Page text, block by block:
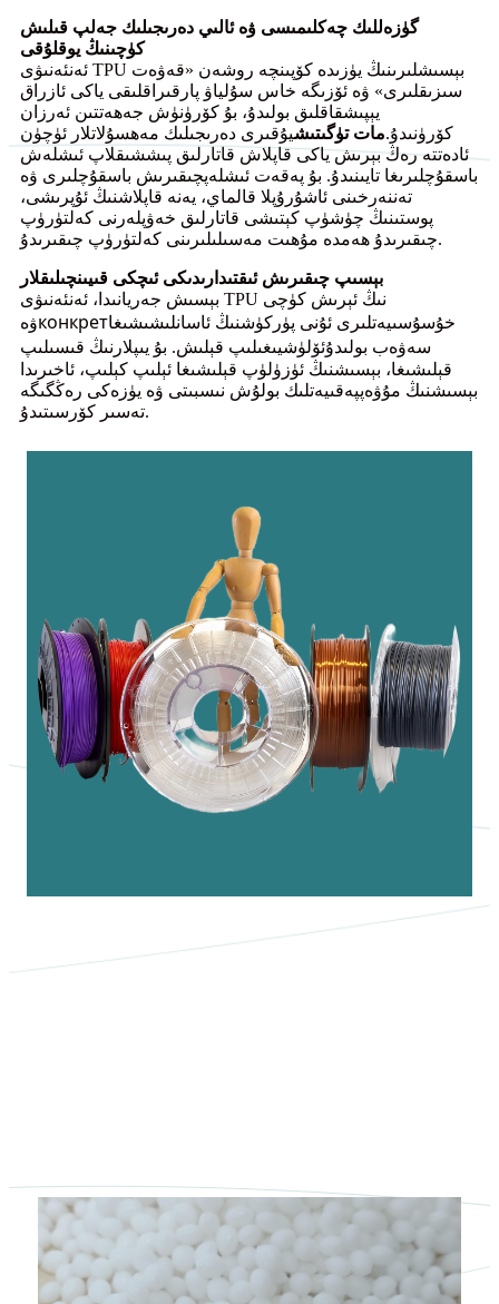
گۈزەللىك چەكلىمىسى ۋە ئالىي دەرىجىلىك جەلپ قىلىش
كۈچىنىڭ يوقلۇقى
ئەنئەنىۋى TPU بېسىشلىرىنىڭ يۈزىدە كۆپىنچە روشەن «قەۋەت
سىزىقلىرى» ۋە ئۆزىگە خاس سۇلياۋ پارقىراقلىقى ياكى ئازراق
يېپىشقاقلىق بولىدۇ، بۇ كۆرۈنۈش جەھەتتىن ئەرزان
كۆرۈنىدۇ.مات تۈگىتىشيۇقىرى دەرىجىلىك مەھسۇلاتلار ئۈچۈن
ئادەتتە رەڭ بېرىش ياكى قاپلاش قاتارلىق پىششىقلاپ ئىشلەش
باسقۇچلىرىغا تايىنىدۇ. بۇ پەقەت ئىشلەپچىقىرىش باسقۇچلىرى ۋە
تەننەرخىنى ئاشۇرۇپلا قالماي، يەنە قاپلاشنىڭ ئۇپرىشى،
پوستىنىڭ چۈشۈپ كېتىشى قاتارلىق خەۋپلەرنى كەلتۈرۈپ
چىقىرىدۇ ھەمدە مۇھىت مەسىلىلىرىنى كەلتۈرۈپ چىقىرىدۇ.
بېسىپ چىقىرىش ئىقتىدارىدىكى ئىچكى قىيىنچىلىقلار
بېسىش جەريانىدا، ئەنئەنىۋى TPU نىڭ ئېرىش كۈچى
ۋەконкретخۇسۇسىيەتلىرى ئۇنى پۈركۈشنىڭ ئاسانلىشىشىغا
سەۋەب بولىدۇئۆلۈشيىغىلىپ قېلىش. بۇ يىپلارنىڭ قىسىلىپ
قېلىشىغا، بېسىشنىڭ ئۈزۈلۈپ قېلىشىغا ئېلىپ كېلىپ، ئاخىرىدا
بېسىشنىڭ مۇۋەپپەقىيەتلىك بولۇش نىسبىتى ۋە يۈزەكى رەڭگىگە
تەسىر كۆرسىتىدۇ.